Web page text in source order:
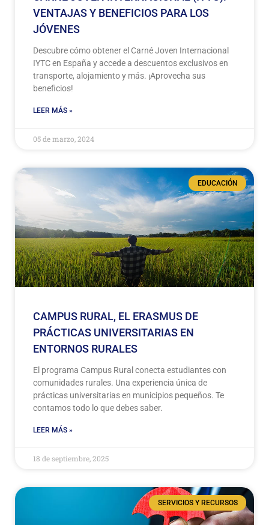
VENTAJAS Y BENEFICIOS PARA LOS
JÓVENES
Descubre cómo obtener el Carné Joven Internacional
IYTC en España y accede a descuentos exclusivos en
transporte, alojamiento y más. ¡Aprovecha sus
beneficios!
LEER MÁS »
05 de marzo, 2024
EDUCACIÓN
CAMPUS RURAL, EL ERASMUS DE
PRÁCTICAS UNIVERSITARIAS EN
ENTORNOS RURALES
El programa Campus Rural conecta estudiantes con
comunidades rurales. Una experiencia única de
prácticas universitarias en municipios pequeños. Te
contamos todo lo que debes saber.
LEER MÁS »
18 de septiembre, 2025
SERVICIOS Y RECURSOS